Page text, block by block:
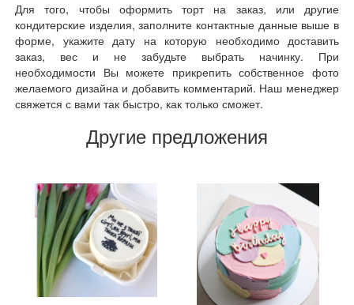
Для того, чтобы оформить торт на заказ, или другие
кондитерские изделия, заполните контактные данные выше в
форме, укажите дату на которую необходимо доставить
заказ, вес и не забудьте выбрать начинку. При
необходимости Вы можете прикрепить собственное фото
желаемого дизайна и добавить комментарий. Наш менеджер
свяжется с вами так быстро, как только сможет.
Другие предложения